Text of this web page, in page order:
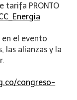
tarifa PRONTO
el evento
las alianzas y la
congreso-